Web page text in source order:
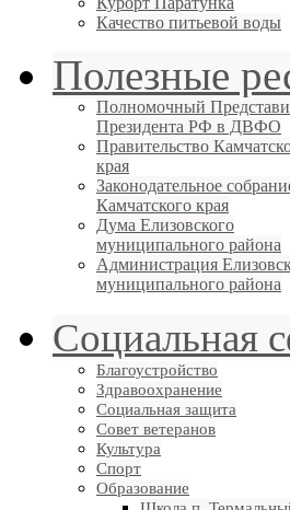
Качество питьевой воды
Полезные
Полномочный
Президента РФ в ДВФО
Правительство
края
Законодательное
Камчатского края
Дума Елизовского
муниципального района
Администрация
муниципального района
Социальная
Благоустройство
Здравоохранение
Социальная защита
Совет ветеранов
Культура
Спорт
Образование